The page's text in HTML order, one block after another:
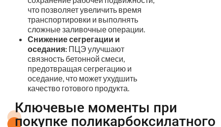
что позволяет увеличить время
транспортировки и выполнять
сложные заливочные операции.
Снижение сегрегации и
оседания: ПЦЭ улучшают
связность бетонной смеси,
предотвращая сегрегацию и
оседание, что может ухудшить
качество готового продукта.
Ключевые моменты при
покупке поликарбоксилатного